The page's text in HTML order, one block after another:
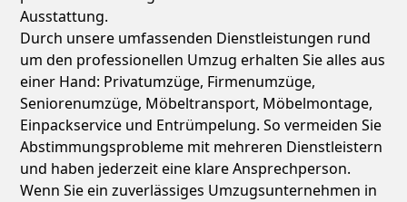
Ausstattung.
Durch unsere umfassenden Dienstleistungen rund
um den professionellen Umzug erhalten Sie alles aus
einer Hand: Privatumzüge, Firmenumzüge,
Seniorenumzüge, Möbeltransport, Möbelmontage,
Einpackservice und Entrümpelung. So vermeiden Sie
Abstimmungsprobleme mit mehreren Dienstleistern
und haben jederzeit eine klare Ansprechperson.
Wenn Sie ein zuverlässiges Umzugsunternehmen in